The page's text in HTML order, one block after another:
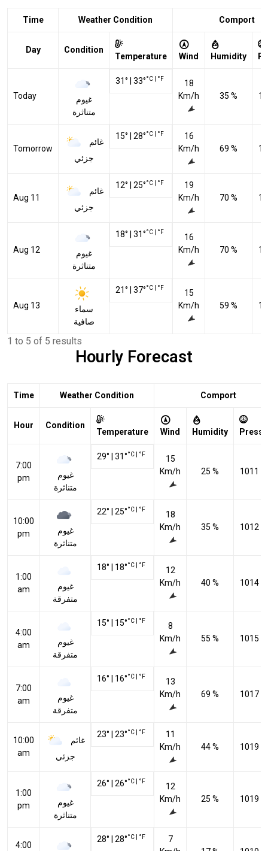
Time Weather Condition Comport
Day Condition
Temperature Wind Humidity
Today
غيوم
متناثرة
31° 33°°C °F
18
Km/h
35 %
Tomorrow
غائم
جزئي
15° 28°°C °F
16
Km/h
69 %
Aug 11
غائم
جزئي
12° 25°°C °F
19
Km/h
70 %
Aug 12
غيوم
متناثرة
18° 31°°C °F
16
Km/h
70 %
Aug 13
سماء
صافية
21° 37°°C °F
15
Km/h
59 %
1 to 5 of 5 results
Hourly Forecast
Time Weather Condition Comport
Hour Condition
Temperature Wind Humidity
7:00
pm
غيوم
متناثرة
29° 31°°C °F
15
Km/h
25 % 1011
10:00
pm
غيوم
متناثرة
22° 25°°C °F
18
Km/h
35 % 1012
1:00
am
غيوم
متفرقة
18° 18°°C °F
12
Km/h
40 % 1014
4:00
am
غيوم
متفرقة
15° 15°°C °F
8
Km/h
55 % 1015
7:00
am
غيوم
متفرقة
16° 16°°C °F
13
Km/h
69 % 1017
10:00
am
غائم
جزئي
23° 23°°C °F
11
Km/h
44 % 1019
1:00
pm
غيوم
متناثرة
26° 26°°C °F
12
Km/h
25 % 1019
4:00
28° 28°°C °F
7